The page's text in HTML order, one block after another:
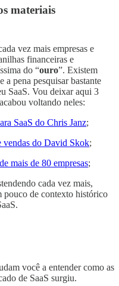
materiais
vez mais empresas e
financeiras e
do “ouro”. Existem
a pena pesquisar bastante
SaaS. Vou deixar aqui 3
voltando neles:
SaaS do Chris Janz;
vendas do David Skok;
mais de 80 empresas;
cada vez mais,
pouco de contexto histórico
você a entender como as
de SaaS surgiu.